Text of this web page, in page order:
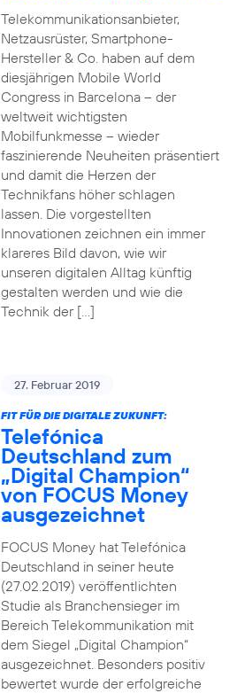
Telekommunikationsanbieter,
Netzausrüster, Smartphone-
Hersteller & Co. haben auf dem
diesjährigen Mobile World
Congress in Barcelona – der
weltweit wichtigsten
Mobilfunkmesse – wieder
faszinierende Neuheiten präsentiert
und damit die Herzen der
Technikfans höher schlagen
lassen. Die vorgestellten
Innovationen zeichnen ein immer
klareres Bild davon, wie wir
unseren digitalen Alltag künftig
gestalten werden und wie die
Technik der […]
27. Februar 2019
FIT FÜR DIE DIGITALE ZUKUNFT:
Telefónica
Deutschland zum
„Digital Champion“
von FOCUS Money
ausgezeichnet
FOCUS Money hat Telefónica
Deutschland in seiner heute
(27.02.2019) veröffentlichten
Studie als Branchensieger im
Bereich Telekommunikation mit
dem Siegel „Digital Champion“
ausgezeichnet. Besonders positiv
bewertet wurde der erfolgreiche